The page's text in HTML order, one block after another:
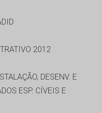
2012
DESENV. E
ESP. CÍVEIS E